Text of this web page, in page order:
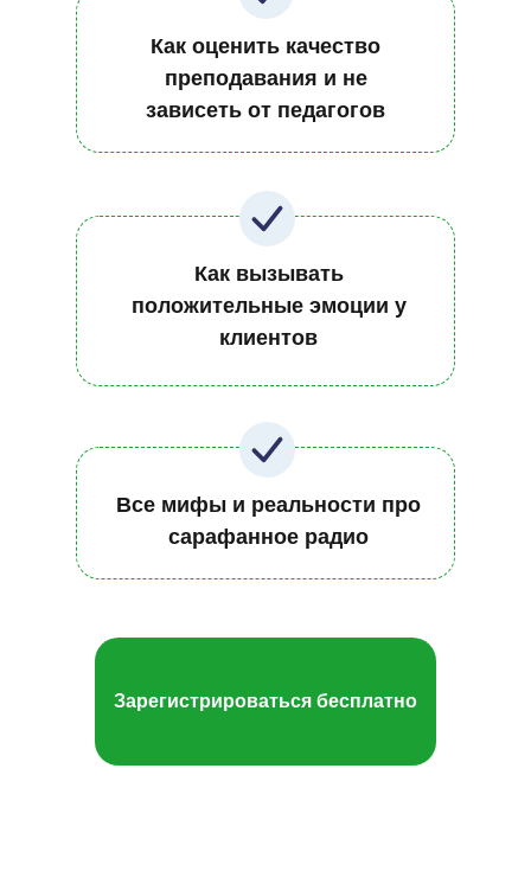
Зарегистрироваться бесплатно
Как оценить качество
преподавания и не
зависеть от педагогов
Как вызывать
положительные эмоции у
клиентов
Все мифы и реальности про
сарафанное радио